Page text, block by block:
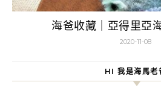
海爸收藏｜亞得里亞
2020-11-08
HI 我是海馬老